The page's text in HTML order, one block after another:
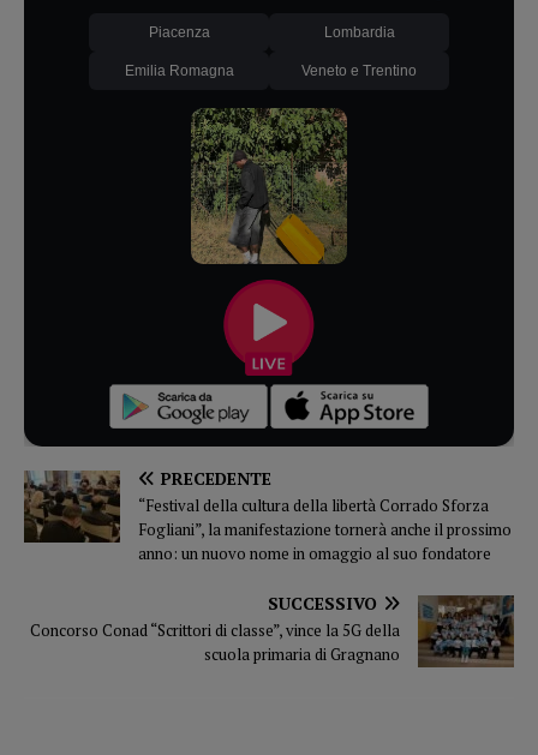
Piacenza Lombardia
Emilia Romagna Veneto e Trentino
PRECEDENTE
“Festival della cultura della libertà Corrado Sforza
Fogliani”, la manifestazione tornerà anche il prossimo
anno: un nuovo nome in omaggio al suo fondatore
SUCCESSIVO
Concorso Conad “Scrittori di classe”, vince la 5G della
scuola primaria di Gragnano